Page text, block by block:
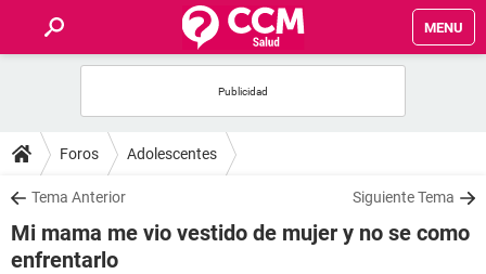
MENU
FOROS
SALUD
FAMILIA
Foros Adolescentes
Tema Anterior Siguiente Tema
Mi mama me vio vestido de mujer y no se como
enfrentarlo